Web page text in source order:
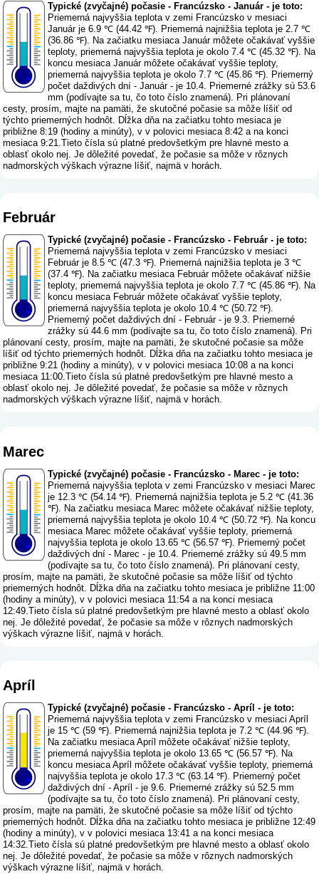
Typické (zvyčajné) počasie - Francúzsko - Január - je toto:
Priemerná najvyššia teplota v zemi Francúzsko v mesiaci
Január je 6.9 ℃ (44.42 ℉). Priemerná najnižšia teplota je 2.7 ℃
(36.86 ℉). Na začiatku mesiaca Január môžete očakávať vyššie
teploty, priemerná najvyššia teplota je okolo 7.4 ℃ (45.32 ℉). Na
koncu mesiaca Január môžete očakávať vyššie teploty,
priemerná najvyššia teplota je okolo 7.7 ℃ (45.86 ℉). Priemerný
počet daždivých dní - Január - je 10.4. Priemerné zrážky sú 53.6
mm (podívajte sa tu, čo toto číslo znamená). Pri plánovaní
cesty, prosím, majte na pamäti, že skutočné počasie sa môže líšiť od
týchto priemerných hodnôt. Dĺžka dňa na začiatku tohto mesiaca je
približne 8:19 (hodiny a minúty), v v polovici mesiaca 8:42 a na konci
mesiaca 9:21.Tieto čísla sú platné predovšetkým pre hlavné mesto a
oblasť okolo nej. Je dôležité povedať, že počasie sa môže v rôznych
nadmorských výškach výrazne líšiť, najmä v horách.
Február
Typické (zvyčajné) počasie - Francúzsko - Február - je toto:
Priemerná najvyššia teplota v zemi Francúzsko v mesiaci
Február je 8.5 ℃ (47.3 ℉). Priemerná najnižšia teplota je 3 ℃
(37.4 ℉). Na začiatku mesiaca Február môžete očakávať nižšie
teploty, priemerná najvyššia teplota je okolo 7.7 ℃ (45.86 ℉). Na
koncu mesiaca Február môžete očakávať vyššie teploty,
priemerná najvyššia teplota je okolo 10.4 ℃ (50.72 ℉).
Priemerný počet daždivých dní - Február - je 9.3. Priemerné
zrážky sú 44.6 mm (podívajte sa tu, čo toto číslo znamená). Pri
plánovaní cesty, prosím, majte na pamäti, že skutočné počasie sa môže
líšiť od týchto priemerných hodnôt. Dĺžka dňa na začiatku tohto mesiaca je
približne 9:21 (hodiny a minúty), v v polovici mesiaca 10:08 a na konci
mesiaca 11:00.Tieto čísla sú platné predovšetkým pre hlavné mesto a
oblasť okolo nej. Je dôležité povedať, že počasie sa môže v rôznych
nadmorských výškach výrazne líšiť, najmä v horách.
Marec
Typické (zvyčajné) počasie - Francúzsko - Marec - je toto:
Priemerná najvyššia teplota v zemi Francúzsko v mesiaci Marec
je 12.3 ℃ (54.14 ℉). Priemerná najnižšia teplota je 5.2 ℃ (41.36
℉). Na začiatku mesiaca Marec môžete očakávať nižšie teploty,
priemerná najvyššia teplota je okolo 10.4 ℃ (50.72 ℉). Na koncu
mesiaca Marec môžete očakávať vyššie teploty, priemerná
najvyššia teplota je okolo 13.65 ℃ (56.57 ℉). Priemerný počet
daždivých dní - Marec - je 10.4. Priemerné zrážky sú 49.5 mm
(podívajte sa tu, čo toto číslo znamená). Pri plánovaní cesty,
prosím, majte na pamäti, že skutočné počasie sa môže líšiť od týchto
priemerných hodnôt. Dĺžka dňa na začiatku tohto mesiaca je približne 11:00
(hodiny a minúty), v v polovici mesiaca 11:54 a na konci mesiaca
12:49.Tieto čísla sú platné predovšetkým pre hlavné mesto a oblasť okolo
nej. Je dôležité povedať, že počasie sa môže v rôznych nadmorských
výškach výrazne líšiť, najmä v horách.
Apríl
Typické (zvyčajné) počasie - Francúzsko - Apríl - je toto:
Priemerná najvyššia teplota v zemi Francúzsko v mesiaci Apríl
je 15 ℃ (59 ℉). Priemerná najnižšia teplota je 7.2 ℃ (44.96 ℉).
Na začiatku mesiaca Apríl môžete očakávať nižšie teploty,
priemerná najvyššia teplota je okolo 13.65 ℃ (56.57 ℉). Na
koncu mesiaca Apríl môžete očakávať vyššie teploty, priemerná
najvyššia teplota je okolo 17.3 ℃ (63.14 ℉). Priemerný počet
daždivých dní - Apríl - je 9.6. Priemerné zrážky sú 52.5 mm
(podívajte sa tu, čo toto číslo znamená). Pri plánovaní cesty,
prosím, majte na pamäti, že skutočné počasie sa môže líšiť od týchto
priemerných hodnôt. Dĺžka dňa na začiatku tohto mesiaca je približne 12:49
(hodiny a minúty), v v polovici mesiaca 13:41 a na konci mesiaca
14:32.Tieto čísla sú platné predovšetkým pre hlavné mesto a oblasť okolo
nej. Je dôležité povedať, že počasie sa môže v rôznych nadmorských
výškach výrazne líšiť, najmä v horách.